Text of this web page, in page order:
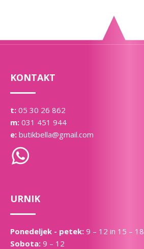
KONTAKT
t: 05 30 26 862
m: 031 451 944
e: butikbella@gmail.com
URNIK
Ponedeljek - petek: 9 – 12 in 15 – 18
Sobota: 9 – 12